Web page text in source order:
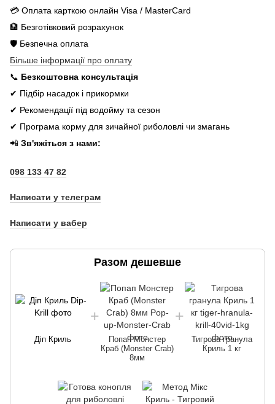
💳 Оплата карткою онлайн Visa / MasterCard
🏦 Безготівковий розрахунок
🛡️ Безпечна оплата
Більше інформації про оплату
📞 Безкоштовна консультація
✔ Підбір насадок і прикормки
✔ Рекомендації під водойму та сезон
✔ Програма корму для зичайної риболовлі чи змагань
📲 Зв'яжіться з нами:
098 133 47 82
Написати у телеграм
Написати у вабер
Разом дешевше
Діп Криль
Попап Монстер
Краб (Monster Crab)
8мм
Тигрова гранула
Криль 1 кг